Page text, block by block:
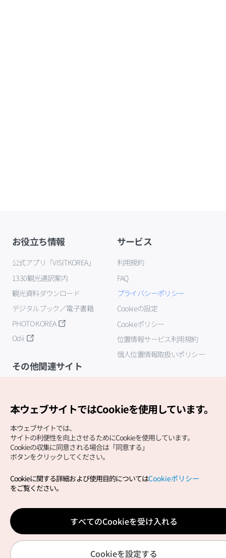
お役立ち情報
公式アプリ「VISITKOREA」
1330観光通訳案内
観光資料ダウンロード
デジタルブック／電子書籍
PHOTO KOREA
Odii
サービス
利用規約
FAQ
プライバシーポリシー
Cookieの設定
Cookieポリシー
位置情報サービス利用規約
個人位置情報取扱いポリシー
その他関連サイト
Copyright (c) Korea Tourism Organization All Rights
サイトエラー報告公式メール
japanese@knto.or.kr
本ウェブサイトではCookieを使用しています。
本ウェブサイトでは、
サイトの利便性を向上させるためにCookieを使用しています。
Cookieの収集に同意される場合は「同意する」
ボタンをクリックしてください。
Cookieに関する詳細および使用目的についてはCookieポリシー
をご覧ください。
すべてのCookieを受け入れる
Cookieを設定する